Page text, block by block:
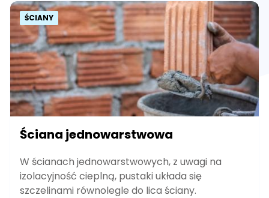
ŚCIANY
Ściana jednowarstwowa
W ścianach jednowarstwowych, z uwagi na
izolacyjność cieplną, pustaki układa się
szczelinami równolegle do lica ściany.